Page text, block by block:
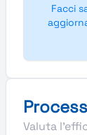
Facci
Valuta